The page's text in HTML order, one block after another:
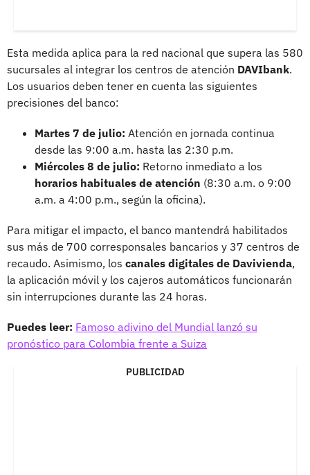
Esta medida aplica para la red nacional que supera las 580
sucursales al integrar los centros de atención DAVIbank.
Los usuarios deben tener en cuenta las siguientes
precisiones del banco:
Martes 7 de julio: Atención en jornada continua
desde las 9:00 a.m. hasta las 2:30 p.m.
Miércoles 8 de julio: Retorno inmediato a los
horarios habituales de atención (8:30 a.m. o 9:00
a.m. a 4:00 p.m., según la oficina).
Para mitigar el impacto, el banco mantendrá habilitados
sus más de 700 corresponsales bancarios y 37 centros de
recaudo. Asimismo, los canales digitales de Davivienda,
la aplicación móvil y los cajeros automáticos funcionarán
sin interrupciones durante las 24 horas.
Puedes leer: Famoso adivino del Mundial lanzó su
pronóstico para Colombia frente a Suiza
PUBLICIDAD